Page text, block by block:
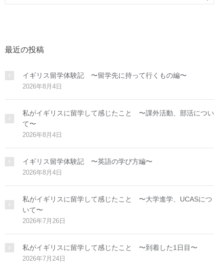
最近の投稿
イギリス留学体験記 〜留学先に持って行くもの編〜
2026年8月4日
私がイギリスに留学して感じたこと 〜課外活動、部活につい
て〜
2026年8月4日
イギリス留学体験記 〜英語の学び方編〜
2026年8月4日
私がイギリスに留学して感じたこと 〜大学進学、UCASにつ
いて〜
2026年7月26日
私がイギリスに留学して感じたこと 〜到着した1日目〜
2026年7月24日